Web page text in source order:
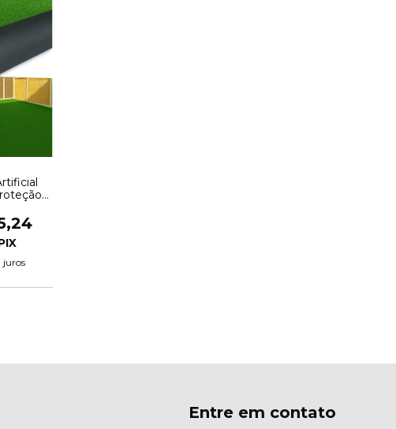
juros
Entre em contato